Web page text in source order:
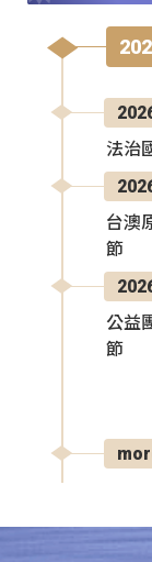
法治
台澳
節
公益
節